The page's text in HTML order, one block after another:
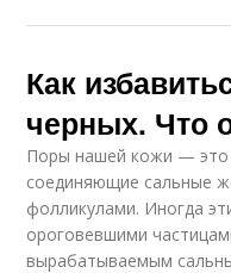
Как
черных. Что
Поры нашей кожи —
соединяющие сальные
фолликулами. Иногда
ороговевшими
вырабатываемым